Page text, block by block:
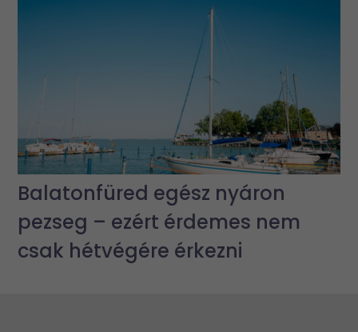
Balatonfüred egész nyáron
pezseg – ezért érdemes nem
csak hétvégére érkezni